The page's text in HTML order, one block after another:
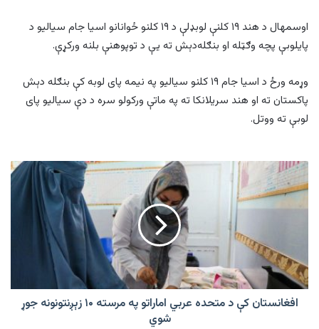
اوسمهال د هند ۱۹ کلنې لوبډلې د ۱۹ کلنو ځوانانو اسیا جام سیالیو د
پایلوبې پچه وګټله او بنګله‌دېش ته یې د توپوهنې بلنه ورکړې.
وړمه ورځ د اسیا جام ۱۹ کلنو سیالیو په نیمه پای لوبه کې بنګله دېش
پاکستان ته او هند سریلانکا ته په ماتې ورکولو سره د دې سیالیو پای
لوبې ته ووتل.
افغانستان
کې
متحده
مرسته
۱۰
زېږنتونونه
افغانستان کې د متحده عربي اماراتو په مرسته ۱۰ زېږنتونونه جوړ
شوي